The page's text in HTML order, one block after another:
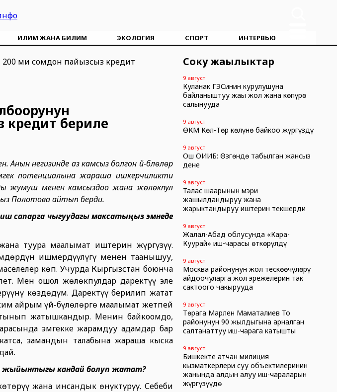
ИЛИМ ЖАНА БИЛИМ ЭКОЛОГИЯ СПОРТ ИНТЕРВЬЮ
кредит бериле
негизинде аз камсыз болгон үй-бүлөлөр
потенциалына жараша ишкерчиликти
жумуш менен камсыздоо жана жөлөкпул
Полотова айтып берди.
сапарга чыгуудагы максатыңыз эмнеде
туура маалымат иштерин жүргүзүү.
ишмердүүлүгү менен таанышуу,
көп. Учурда Кыргызстан боюнча
Мен ошол жөлөкпулдар даректүү эле
көздөдүм. Даректүү берилип жатат
айрым үй-бүлөлөргө маалымат жетпей
жатышкандыр. Менин байкоомдо,
эмгекке жарамдуу адамдар бар
замандын талабына жараша кыска
жыйынтыгы кандай болуп жатат?
жана инсандык өнүктүрүү. Себеби
Соңку жаңылыктар
9 август
Куланак ГЭСинин курулушуна
байланыштуу жаңы жол жана көпүрө
салынууда
9 август
ӨКМ Көл-Төр көлүнө байкоо жүргүздү
9 август
Ош ОИИБ: Өзгөндө табылган жансыз
дене
9 август
Талас шаарынын мэри
жашылдандыруу жана
жарыктандыруу иштерин текшерди
9 август
Жалал-Абад облусунда «Кара-
Куурай» иш-чарасы өткөрүлдү
9 август
Москва районунун жол тескөөчүлөрү
айдоочуларга жол эрежелерин так
сактоого чакырууда
9 август
Төрага Марлен Маматалиев Тоң
районунун 90 жылдыгына арналган
салтанаттуу иш-чарага катышты
9 август
Бишкекте атчан милиция
кызматкерлери суу объектилеринин
жанында алдын алуу иш-чараларын
жүргүзүүдө